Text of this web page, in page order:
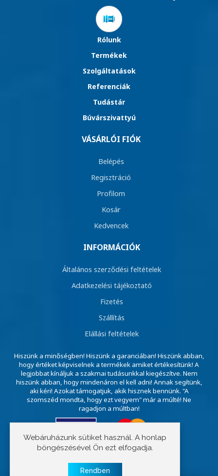
Rólunk
Termékek
Szolgáltatások
Referenciák
Tudástár
Búvárszivattyú
VÁSÁRLÓI FIÓK
Belépés
Regisztráció
Profilom
Kosár
Kedvencek
INFORMÁCIÓK
Általános szerződési feltételek
Adatkezelési tájékoztató
Fizetés
Szállítás
Elállási feltételek
Hiszünk a minőségben! Hiszünk a garanciában! Hiszünk abban,
hogy értéket képviselnek a termékek amiket értékesítünk! A
legjobbat kínáljuk a szakmai tudásunkkal kiegészítve. Nem
hiszünk abban, hogy mindenáron el kell adni! Annak segítünk,
aki kéri! Azokat támogatjuk, akik hisznek bennünk. "A
szomszéd mondta, hogy ezt vegyem" már a múlté! Ne
ragadjon a múltban!
Copyright © 2023 E-szivattyú
Webáruházunk sütiket használ. A honlap
böngészésével Ön ezt elfogadja.
Rendben